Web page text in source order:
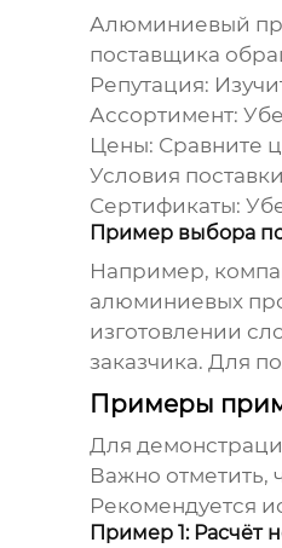
Алюминиевый
поставщика
Репутация:
Ассортимент:
Цены: Сравните
Условия
Сертификаты:
Пример выбора
Например,
алюминиевых
изготовлении
заказчика. Для
Примеры
Для
Важно отметить,
Рекомендуется
Пример 1: Расчёт